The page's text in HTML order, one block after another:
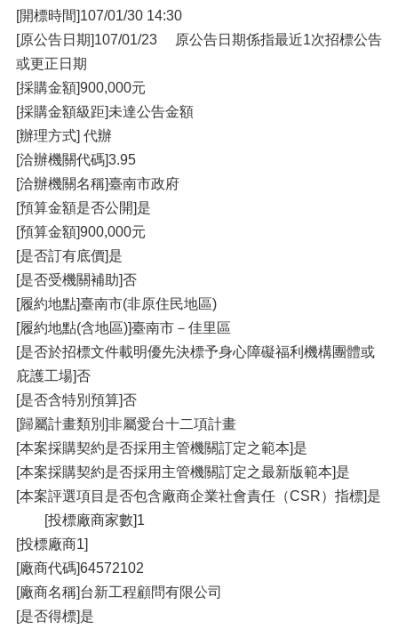
[開標時間]107/01/30 14:30
[原公告日期]107/01/23 原公告日期係指最近1次招標公告
或更正日期
[採購金額]900,000元
[採購金額級距]未達公告金額
[辦理方式] 代辦
[洽辦機關代碼]3.95
[洽辦機關名稱]臺南市政府
[預算金額是否公開]是
[預算金額]900,000元
[是否訂有底價]是
[是否受機關補助]否
[履約地點]臺南市(非原住民地區)
[履約地點(含地區)]臺南市－佳里區
[是否於招標文件載明優先決標予身心障礙福利機構團體或
庇護工場]否
[是否含特別預算]否
[歸屬計畫類別]非屬愛台十二項計畫
[本案採購契約是否採用主管機關訂定之範本]是
[本案採購契約是否採用主管機關訂定之最新版範本]是
[本案評選項目是否包含廠商企業社會責任（CSR）指標]是
[投標廠商家數]1
[投標廠商1]
[廠商代碼]64572102
[廠商名稱]台新工程顧問有限公司
[是否得標]是